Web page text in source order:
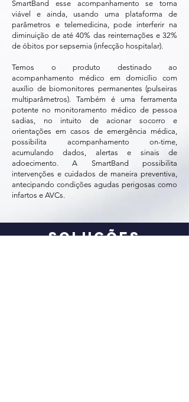
SmartBand esse acompanhamento se torna
viável e ainda, usando uma plataforma de
parâmetros e telemedicina, pode interferir na
diminuição de até 40% das reinternações e 32%
de óbitos por sepsemia (infecção hospitalar).
Temos o produto destinado ao
acompanhamento médico em domicílio com
auxílio de biomonitores permanentes (pulseiras
multiparâmetros). Também é uma ferramenta
potente no monitoramento médico de pessoa
sadias, no intuito de acionar socorro e
orientações em casos de emergência médica,
possibilita acompanhamento on-time,
acumulando dados, alertas e sinais de
adoecimento. A SmartBand possibilita
intervenções e cuidados de maneira preventiva,
antecipando condições agudas perigosas como
infartos e AVCs.
Soluções